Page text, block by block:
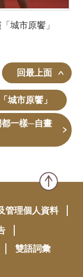
城市原饗」
回最上面
城市原饗」
一樣─自畫
管理個人資料
雙語詞彙